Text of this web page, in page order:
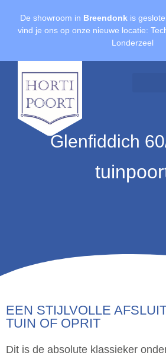
De showroom in Breendonk is
vind je ons op onze nieuwe locatie:
Londerzeel
Glenfiddich
EEN STIJLVOLLE
TUIN OF OPRIT
Dit is de absolute klassieker